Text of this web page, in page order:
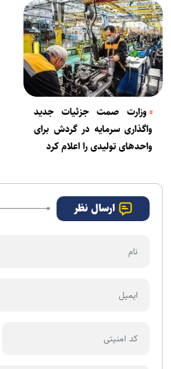
وزارت صمت جزئیات جدید
واگذاری سرمایه در گردش برای
واحدهای تولیدی را اعلام کرد
ارسال نظر